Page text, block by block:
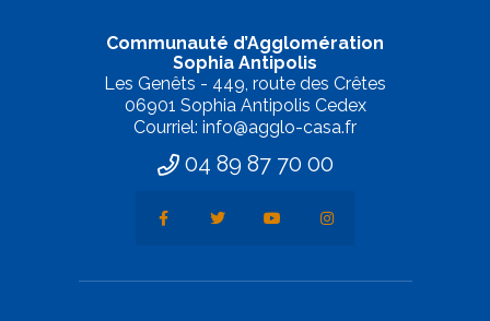
Communauté d’Agglomération
Sophia Antipolis
Les Genêts - 449, route des Crêtes
06901 Sophia Antipolis Cedex
Courriel: info@agglo-casa.fr
04 89 87 70 00